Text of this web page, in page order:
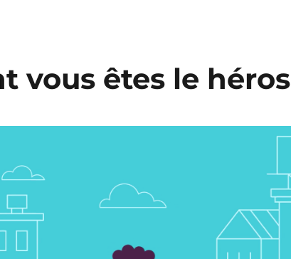
vous êtes le héros